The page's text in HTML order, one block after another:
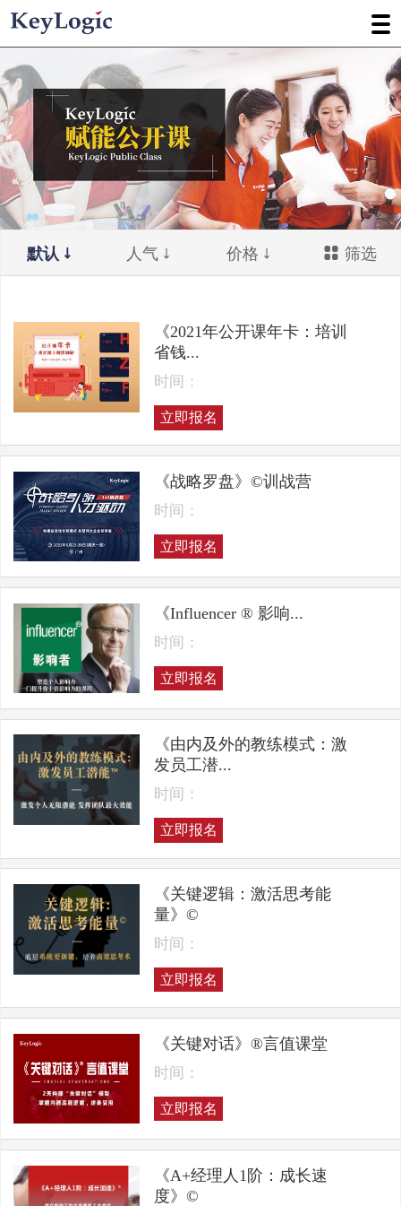
默认 人气 价格 筛选
《2021年公开课年卡：培训
省钱...
时间：
立即报名
《战略罗盘》©训战营
时间：
立即报名
《Influencer ® 影响...
时间：
立即报名
《由内及外的教练模式：激
发员工潜...
时间：
立即报名
《关键逻辑：激活思考能
量》©
时间：
立即报名
《关键对话》®言值课堂
时间：
立即报名
《A+经理人1阶：成长速
度》©